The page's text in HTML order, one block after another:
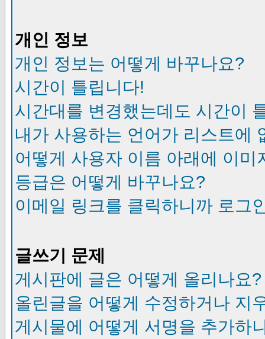
개인 정보
개인 정보는 어떻게 바꾸나요?
시간이 틀립니다!
시간대를 변경했는데도 시간이
내가 사용하는 언어가 리스트에
어떻게 사용자 이름 아래에 이미
등급은 어떻게 바꾸나요?
이메일 링크를 클릭하니까 로그
글쓰기 문제
게시판에 글은 어떻게 올리나요?
올린글을 어떻게 수정하거나 지
게시물에 어떻게 서명을 추가하